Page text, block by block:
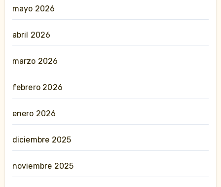
mayo 2026
abril 2026
marzo 2026
febrero 2026
enero 2026
diciembre 2025
noviembre 2025